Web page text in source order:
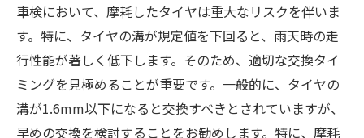
車検において、摩耗したタイヤは重大なリスクを伴いま
す。特に、タイヤの溝が規定値を下回ると、雨天時の走
行性能が著しく低下します。そのため、適切な交換タイ
ミングを見極めることが重要です。一般的に、タイヤの
溝が1.6mm以下になると交換すべきとされていますが、
早めの交換を検討することをお勧めします。特に、摩耗